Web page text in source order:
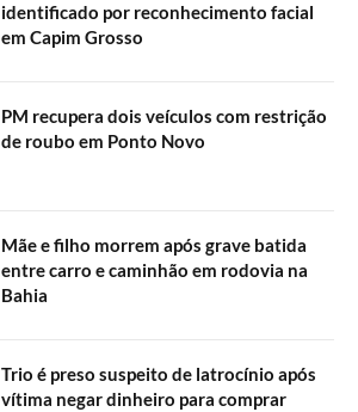
identificado por reconhecimento facial
em Capim Grosso
PM recupera dois veículos com restrição
de roubo em Ponto Novo
Mãe e filho morrem após grave batida
entre carro e caminhão em rodovia na
Bahia
Trio é preso suspeito de latrocínio após
vítima negar dinheiro para comprar